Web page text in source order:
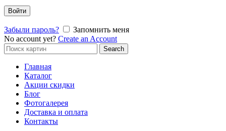
Войти
Забыли пароль?
Запомнить меня
No account yet? Create an Account
Search
for:
Search
Главная
Каталог
Акции скидки
Блог
Фотогалерея
Доставка и оплата
Контакты